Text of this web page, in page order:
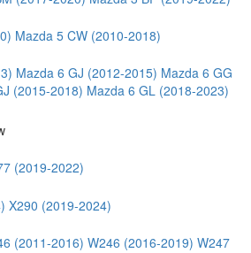
Mazda 5 CW (2010-2018)
Mazda 6 GJ (2012-2015) Mazda 6 GG
(2015-2018) Mazda 6 GL (2018-2023)
(2019-2022)
X290 (2019-2024)
(2011-2016) W246 (2016-2019) W247